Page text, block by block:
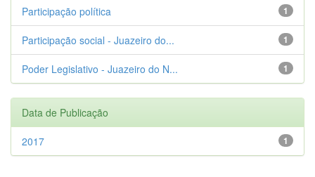
1
Participação política
1
Participação social - Juazeiro do...
1
Poder Legislativo - Juazeiro do N...
Data de Publicação
1
2017